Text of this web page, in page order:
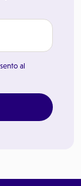
al